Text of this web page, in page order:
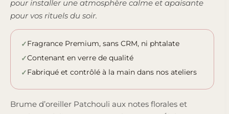
pour installer une atmosphère calme et apaisante
pour vos rituels du soir.
Fragrance Premium, sans CRM, ni phtalate
Contenant en verre de qualité
Fabriqué et contrôlé à la main dans nos ateliers
Brume d’oreiller Patchouli aux notes florales et